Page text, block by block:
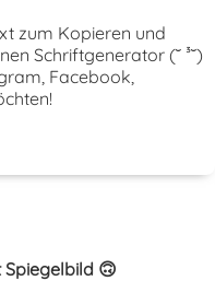
zum Kopieren und
Schriftgenerator (˘ ³˘)
Facebook,
🙃